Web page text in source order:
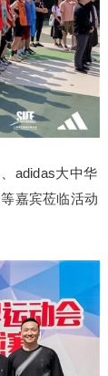
adidas大中华
嘉宾莅临活动